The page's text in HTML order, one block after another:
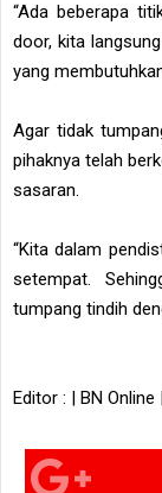
“Ada beberapa
door, kita
yang
Agar tidak
pihaknya telah
sasaran.
“Kita dalam
setempat.
tumpang tindih
Editor : | BN Online